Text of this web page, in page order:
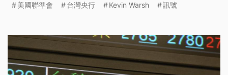
大。儘管美股4大指數因美國聯準會鷹派說法跌多漲
6565點。
美國聯準會 台灣央行 Kevin Warsh 訊號